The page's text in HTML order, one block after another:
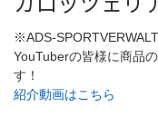
※ADS-
YouTuberの皆様に商品
す！
紹介動画はこちら